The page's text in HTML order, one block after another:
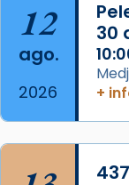
Foto
View on Facebook ·
12
ago.
2026
30
+